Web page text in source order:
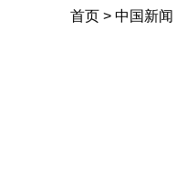
首页 > 中国新闻